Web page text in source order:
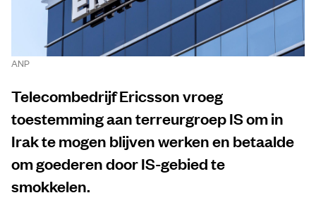
ANP
Telecombedrijf Ericsson vroeg
toestemming aan terreurgroep IS om in
Irak te mogen blijven werken en betaalde
om goederen door IS-gebied te
smokkelen.